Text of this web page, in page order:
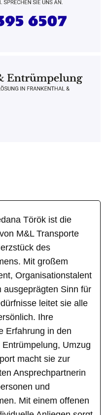
Török ist die
M&L Transporte
des
Mit großem
Organisationstalent
ausgeprägten Sinn für
leitet sie alle
Ihre
Erfahrung in den
Entrümpelung, Umzug
macht sie zur
Ansprechpartnerin
und
Mit einem offenen